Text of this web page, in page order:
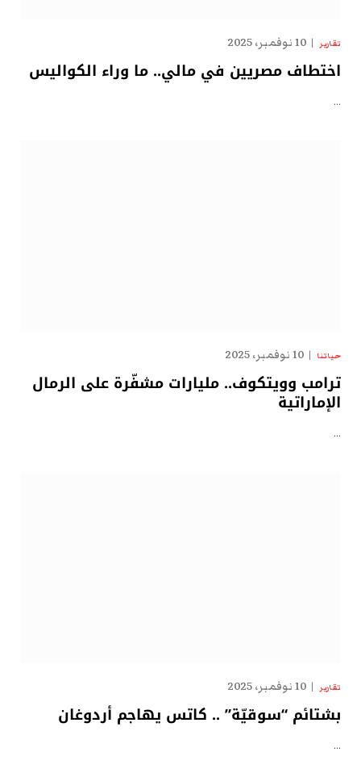
تقارير 10 نوفمبر، 2025
اختطاف مصريين في مالي.. ما وراء الكواليس
…
حياتنا 10 نوفمبر، 2025
ترامب وويتكوف.. مليارات مشفّرة على الرمال
الإماراتية
…
تقارير 10 نوفمبر، 2025
بشتائم “سوقيّة” .. كاتس يهاجم أردوغان
…